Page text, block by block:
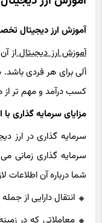
آموزش ارز دیجیتال از
آلی برای هر فردی باشد.
کسب درآمد و مهم تر از
مزایای سرمایه گذاری با
سرمایه گذاری در ارز
سرمایه گذاری زمانی
شما درباره آن اطلاعات
انتقال دارایی از
معاملاتی که در